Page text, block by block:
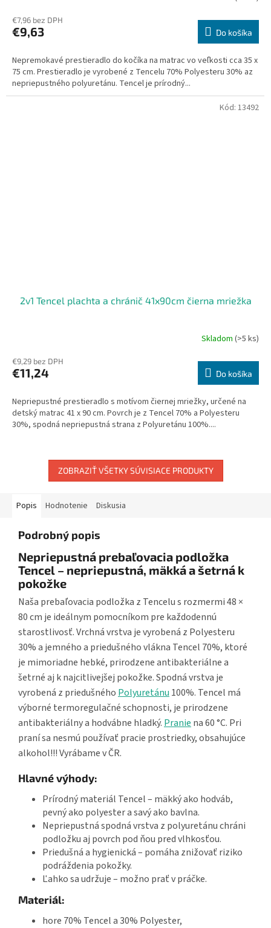
€7,96 bez DPH
€9,63 Do košíka
Nepremokavé prestieradlo do kočíka na matrac vo veľkosti cca 35 x
75 cm. Prestieradlo je vyrobené z Tencelu 70% Polyesteru 30% az
nepriepustného polyuretánu. Tencel je prírodný...
2v1 Tencel plachta a chránič 41x90cm čierna mriežka
Skladom (>5 ks)
€9,29 bez DPH
€11,24 Do košíka
Nepriepustné prestieradlo s motívom čiernej mriežky, určené na
detský matrac 41 x 90 cm. Povrch je z Tencel 70% a Polyesteru
30%, spodná nepriepustná strana z Polyuretánu 100%....
Kód: 13492
ZOBRAZIŤ VŠETKY SÚVISIACE PRODUKTY
Popis Hodnotenie Diskusia
Podrobný popis
Nepriepustná prebaľovacia podložka
Tencel – nepriepustná, mäkká a šetrná k
pokožke
Naša prebaľovacia podložka z Tencelu s rozmermi 48 ×
80 cm je ideálnym pomocníkom pre každodennú
starostlivosť. Vrchná vrstva je vyrobená z Polyesteru
30% a jemného a priedušného vlákna Tencel 70%, ktoré
je mimoriadne hebké, prirodzene antibakteriálne a
šetrné aj k najcitlivejšej pokožke. Spodná vrstva je
vyrobená z priedušného Polyuretánu 100%. Tencel má
výborné termoregulačné schopnosti, je prirodzene
antibakteriálny a hodvábne hladký. Pranie na 60 °C. Pri
praní sa nesmú používať pracie prostriedky, obsahujúce
alkohol!!! Vyrábame v ČR.
Hlavné výhody:
Prírodný materiál Tencel – mäkký ako hodváb,
pevný ako polyester a savý ako bavlna.
Nepriepustná spodná vrstva z polyuretánu chráni
podložku aj povrch pod ňou pred vlhkosťou.
Priedušná a hygienická – pomáha znižovať riziko
podráždenia pokožky.
Ľahko sa udržuje – možno prať v práčke.
Materiál:
hore 70% Tencel a 30% Polyester,